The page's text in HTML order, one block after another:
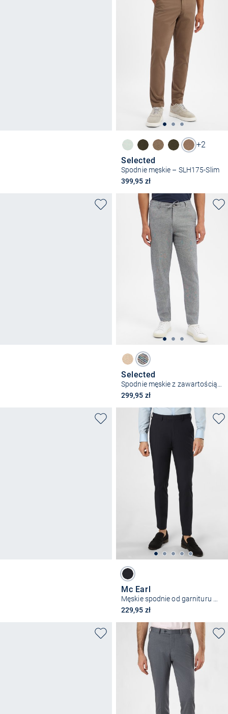
+2
Selected
Spodnie męskie – SLH175-Slim
399,95 zł
Selected
Spodnie męskie z zawartością lnu - SLH172-Slimtape Brody
299,95 zł
Mc Earl
Męskie spodnie od garnituru modułowego – Manhatten
229,95 zł